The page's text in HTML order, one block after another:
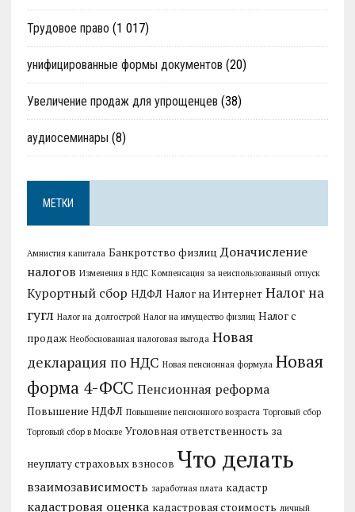
Трудовое право (1 017)
унифицированные формы документов (20)
Увеличение продаж для упрощенцев (38)
аудиосеминары (8)
МЕТКИ
Амнистия капитала Банкротство физлиц Доначисление
налогов Изменения в НДС Компенсация за неиспользованный отпуск
Курортный сбор НДФЛ Налог на Интернет Налог на
гугл Налог на долгострой Налог на имущество физлиц Налог с
продаж Необоснованная налоговая выгода Новая
декларация по НДС Новая пенсионная формула Новая
форма 4-ФСС Пенсионная реформа
Повышение НДФЛ Повышение пенсионного возраста Торговый сбор
Торговый сбор в Москве Уголовная ответственность за
неуплату страховых взносов Что делать
взаимозависимость заработная плата кадастр
кадастровая оценка кадастровая стоимость личный